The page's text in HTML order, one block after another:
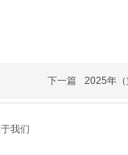
下一篇 2025年
我们